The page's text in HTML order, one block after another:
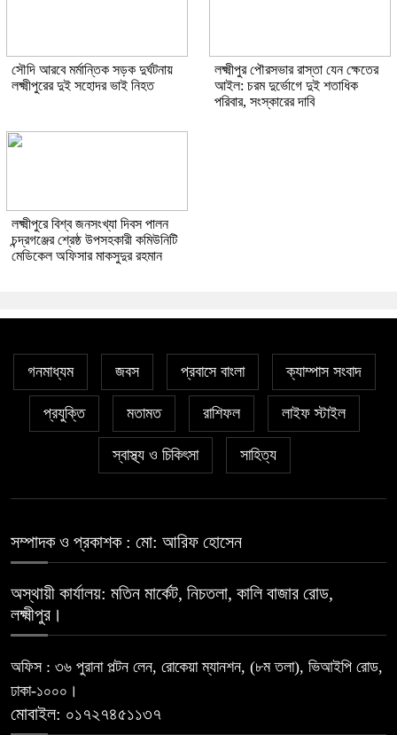
সৌদি আরবে মর্মান্তিক সড়ক দুর্ঘটনায়
লক্ষ্মীপুরের দুই সহোদর ভাই নিহত
লক্ষ্মীপুর পৌরসভার রাস্তা যেন ক্ষেতের
আইল: চরম দুর্ভোগে দুই শতাধিক
পরিবার, সংস্কারের দাবি
লক্ষ্মীপুরে বিশ্ব জনসংখ্যা দিবস পালন
চন্দ্রগঞ্জের শ্রেষ্ঠ উপসহকারী কমিউনিটি
মেডিকেল অফিসার মাকসুদুর রহমান
গনমাধ্যম জবস প্রবাসে বাংলা ক্যাম্পাস সংবাদ
প্রযুক্তি মতামত রাশিফল লাইফ স্টাইল
স্বাস্থ্য ও চিকিৎসা সাহিত্য
সম্পাদক ও প্রকাশক : মো: আরিফ হোসেন
অস্থায়ী কার্যালয়: মতিন মার্কেট, নিচতলা, কালি বাজার রোড,
লক্ষ্মীপুর।
অফিস : ৩৬ পুরানা পল্টন লেন, রোকেয়া ম্যানশন, (৮ম তলা), ভিআইপি রোড,
ঢাকা-১০০০।
মোবাইল: ০১৭২৭৪৫১১৩৭